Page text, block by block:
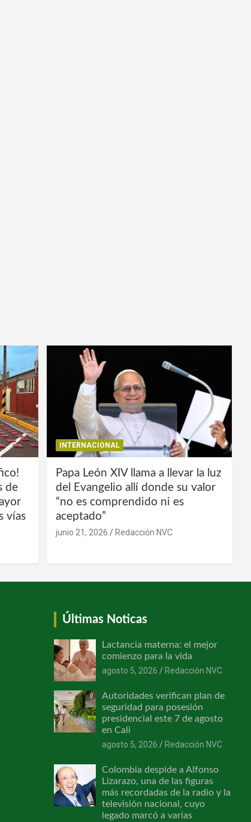
de
vías
INTERNACIONAL
Papa León XIV llama a llevar la luz
del Evangelio allí donde su valor
“no es comprendido ni es
aceptado”
junio 21, 2026 Redacción NVC
Últimas Noticas
Lactancia materna: el mejor
comienzo para la vida
agosto 5, 2026
Redacción NVC
Autoridades verifican plan de
seguridad para posesión
presidencial este 7 de agosto
en Cali
agosto 5, 2026
Redacción NVC
Colombia despide a Alfonso
Lizarazo, una de las figuras
más recordadas de la radio y la
televisión nacional, cuyo
legado marcó a varias